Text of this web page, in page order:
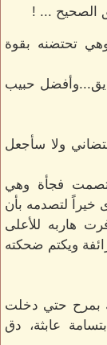
الصحيح ... !
تحتضنه بقوة
حبيب
ولا سأجعل
فجأة وهي
خيراً لتصدمه بأن
هاربه للأعلى
ويكتم ضحكته
بمرح حتي دخلت
عابثة، دق